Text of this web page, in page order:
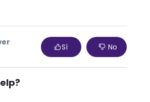
Sì No